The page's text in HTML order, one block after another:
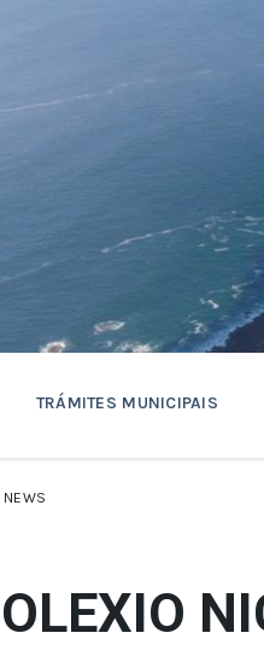
TRÁMITES MUNICIPAIS
NEWS